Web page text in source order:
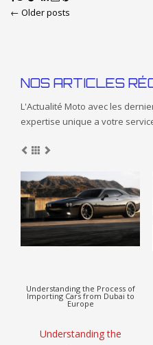
← Older posts
NOS ARTICLES
L'Actualité Moto avec les
expertise unique a votre
Understanding the Process of
Importing Cars from Dubai to
Europe
Understanding the